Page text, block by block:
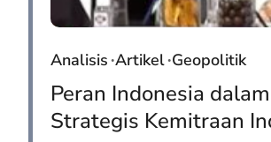
Analisis Artikel Geopolitik
Peran Indonesia
Strategis Kemitraan